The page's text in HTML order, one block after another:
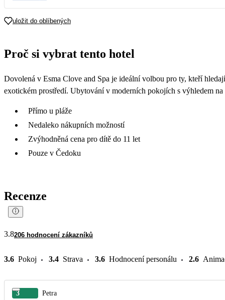
uložit do oblíbených
Proč si vybrat tento hotel
Dovolená v Esma Clove and Spa je ideální volbou pro ty, kteří
exotickém prostředí. Ubytování v moderních pokojích s výhledem
Přímo u pláže
Nedaleko nákupních možností
Zvýhodněná cena pro dítě do 11 let
Pouze v Čedoku
Recenze
3.8206 hodnocení zákazníků
3.6 Pokoj 3.4 Strava 3.6 Hodnocení personálu 2.6
3 Petra